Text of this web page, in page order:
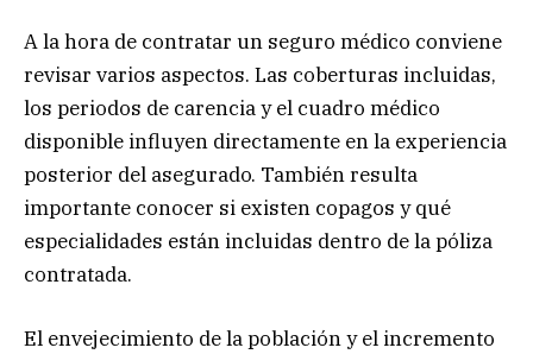
A la hora de contratar un seguro médico conviene
revisar varios aspectos. Las coberturas incluidas,
los periodos de carencia y el cuadro médico
disponible influyen directamente en la experiencia
posterior del asegurado. También resulta
importante conocer si existen copagos y qué
especialidades están incluidas dentro de la póliza
contratada.
El envejecimiento de la población y el incremento